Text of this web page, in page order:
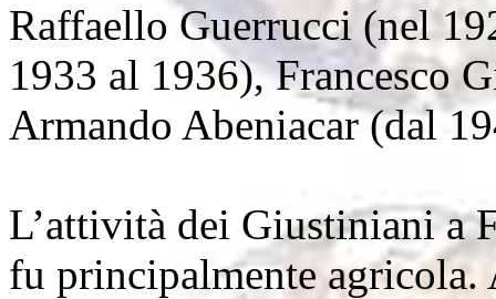
Raffaello Guerrucci (nel
1933 al 1936), Francesco
Armando Abeniacar (dal
L’attività dei Giustiniani a
fu principalmente